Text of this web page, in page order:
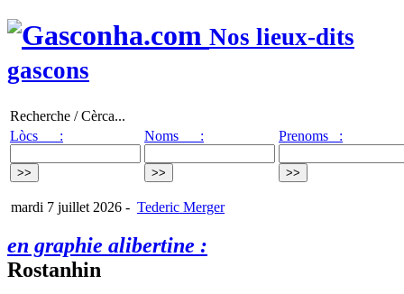
Nos lieux-dits
gascons
Recherche / Cèrca...
Lòcs :
Noms : Prenoms :
mardi 7 juillet 2026 - Tederic Merger
en graphie alibertine :
Rostanhin